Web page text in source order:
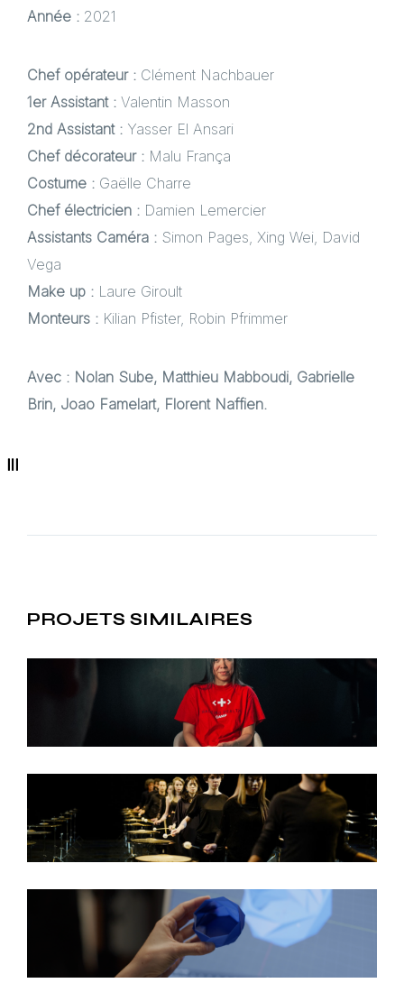
Année : 2021
Chef opérateur : Clément Nachbauer
1er Assistant : Valentin Masson
2nd Assistant : Yasser El Ansari
Chef décorateur : Malu França
Costume : Gaëlle Charre
Chef électricien : Damien Lemercier
Assistants Caméra : Simon Pages, Xing Wei, David
Vega
Make up : Laure Giroult
Monteurs : Kilian Pfister, Robin Pfrimmer
Avec : Nolan Sube, Matthieu Mabboudi, Gabrielle
Brin, Joao Famelart, Florent Naffien.
PROJETS SIMILAIRES